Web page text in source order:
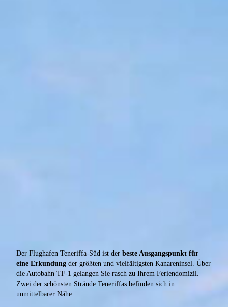
Der Flughafen Teneriffa-Süd ist der beste Ausgangspunkt für
eine Erkundung der größten und vielfältigsten Kanareninsel. Über
die Autobahn TF-1 gelangen Sie rasch zu Ihrem Feriendomizil.
Zwei der schönsten Strände Teneriffas befinden sich in
unmittelbarer Nähe.